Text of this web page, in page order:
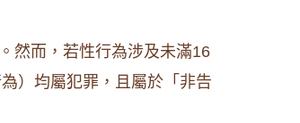
然而，若性行為涉及未滿16
）均屬犯罪，且屬於「非告